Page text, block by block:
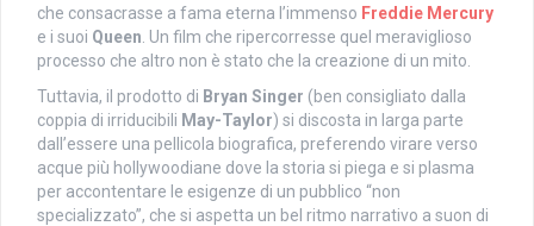
che consacrasse a fama eterna l’immenso Freddie Mercury
e i suoi Queen . Un film che ripercorresse quel meraviglioso
processo che altro non è stato che la creazione di un mito.
Tuttavia, il prodotto di Bryan Singer (ben consigliato dalla
coppia di irriducibili May-Taylor) si discosta in larga parte
dall’essere una pellicola biografica, preferendo virare verso
acque più hollywoodiane dove la storia si piega e si plasma
per accontentare le esigenze di un pubblico “non
specializzato”, che si aspetta un bel ritmo narrativo a suon di